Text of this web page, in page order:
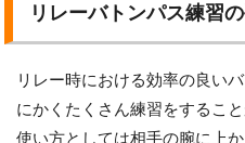
リレーバトンパス練習
リレー時における効率の良い
にかくたくさん練習をするこ
使い方としては相手の腕に上